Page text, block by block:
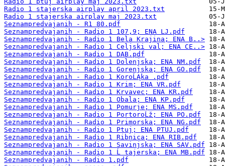
Radio 1 stajerska airplay april 2023.txt
Radio 1 stajerska airplay maj 2023.txt
Seznampredvajanih - R1 80.pdf
Seznampredvajanih - Radio 1 107,9; ENA LJ.pdf
Seznampredvajanih - Radio 1 Bela Krajina; ENA B..>
Seznampredvajanih - Radio 1 Celjski val; ENA CE..>
Seznampredvajanih - Radio 1 DAB.pdf
Seznampredvajanih - Radio 1 Dolenjska; ENA NM.pdf
Seznampredvajanih - Radio 1 Gorenjska; ENA GO.pdf
Seznampredvajanih - Radio 1 KoroĹĄka .pdf
Seznampredvajanih - Radio 1 Krim; ENA VR.pdf
Seznampredvajanih - Radio 1 Krvavec; ENA KR.pdf
Seznampredvajanih - Radio 1 Obala; ENA KP.pdf
Seznampredvajanih - Radio 1 Pomurje; ENA MS.pdf
Seznampredvajanih - Radio 1 PortoroĹž; ENA PO.pdf
Seznampredvajanih - Radio 1 Primorska; ENA NG.pdf
Seznampredvajanih - Radio 1 Ptuj; ENA PTUJ.pdf
Seznampredvajanih - Radio 1 Ribnica; ENA RIB.pdf
Seznampredvajanih - Radio 1 Savinjska; ENA SAV.pdf
Seznampredvajanih - Radio 1 Ĺ tajerska; ENA MB.pdf
Seznampredvajanih - Radio 1.pdf